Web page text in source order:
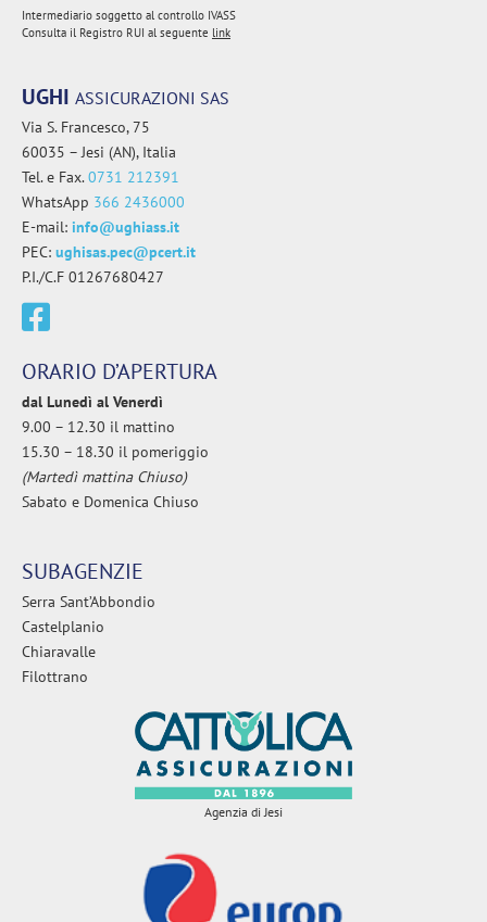
Intermediario soggetto al controllo IVASS
Consulta il Registro RUI al seguente link
UGHI ASSICURAZIONI SAS
Via S. Francesco, 75
60035 – Jesi (AN), Italia
Tel. e Fax.0731 212391
WhatsApp 366 2436000
E-mail: info@ughiass.it
PEC: ughisas.pec@pcert.it
P.I./C.F 01267680427
ORARIO D’APERTURA
dal Lunedì al Venerdì
9.00 – 12.30 il mattino
15.30 – 18.30 il pomeriggio
(Martedì mattina Chiuso)
Sabato e Domenica Chiuso
SUBAGENZIE
Serra Sant’Abbondio
Castelplanio
Chiaravalle
Filottrano
Agenzia di Jesi